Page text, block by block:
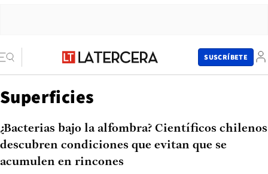
SUSCRÍBETE
Superficies
¿Bacterias bajo la alfombra? Científicos chilenos
descubren condiciones que evitan que se
acumulen en rincones